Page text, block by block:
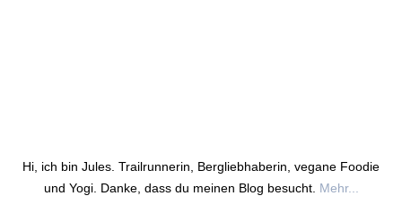
Hi, ich bin Jules. Trailrunnerin, Bergliebhaberin, vegane Foodie
und Yogi. Danke, dass du meinen Blog besucht. Mehr...